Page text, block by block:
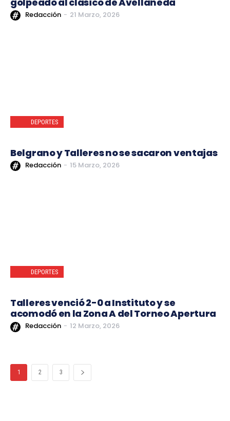
Redacción - 21 Marzo, 2026
DEPORTES
Belgrano y Talleres no se sacaron ventajas
Redacción - 15 Marzo, 2026
DEPORTES
Talleres venció 2-0 a Instituto y se
acomodó en la Zona A del Torneo Apertura
Redacción - 12 Marzo, 2026
1 2 3